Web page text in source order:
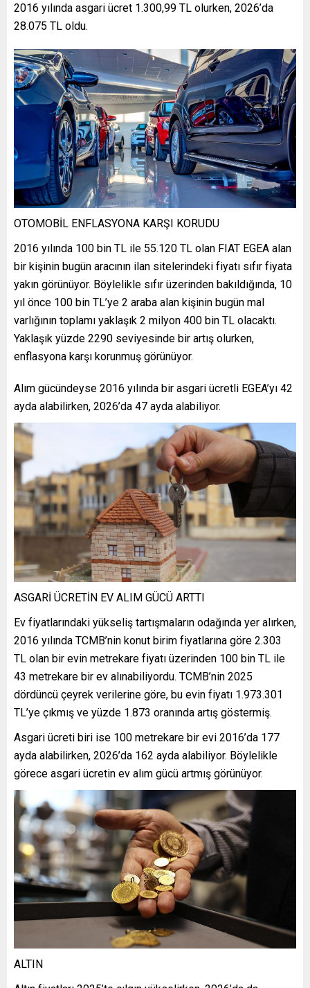
2016 yılında asgari ücret 1.300,99 TL olurken, 2026’da
28.075 TL oldu.
OTOMOBİL ENFLASYONA KARŞI KORUDU
2016 yılında 100 bin TL ile 55.120 TL olan FIAT EGEA alan
bir kişinin bugün aracının ilan sitelerindeki fiyatı sıfır fiyata
yakın görünüyor. Böylelikle sıfır üzerinden bakıldığında, 10
yıl önce 100 bin TL’ye 2 araba alan kişinin bugün mal
varlığının toplamı yaklaşık 2 milyon 400 bin TL olacaktı.
Yaklaşık yüzde 2290 seviyesinde bir artış olurken,
enflasyona karşı korunmuş görünüyor.
Alım gücündeyse 2016 yılında bir asgari ücretli EGEA’yı 42
ayda alabilirken, 2026’da 47 ayda alabiliyor.
ASGARİ ÜCRETİN EV ALIM GÜCÜ ARTTI
Ev fiyatlarındaki yükseliş tartışmaların odağında yer alırken,
2016 yılında TCMB’nin konut birim fiyatlarına göre 2.303
TL olan bir evin metrekare fiyatı üzerinden 100 bin TL ile
43 metrekare bir ev alınabiliyordu. TCMB’nin 2025
dördüncü çeyrek verilerine göre, bu evin fiyatı 1.973.301
TL’ye çıkmış ve yüzde 1.873 oranında artış göstermiş.
Asgari ücreti biri ise 100 metrekare bir evi 2016’da 177
ayda alabilirken, 2026’da 162 ayda alabiliyor. Böylelikle
görece asgari ücretin ev alım gücü artmış görünüyor.
ALTIN